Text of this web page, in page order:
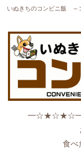
いぬきちのコンビニ飯 ～
食べ